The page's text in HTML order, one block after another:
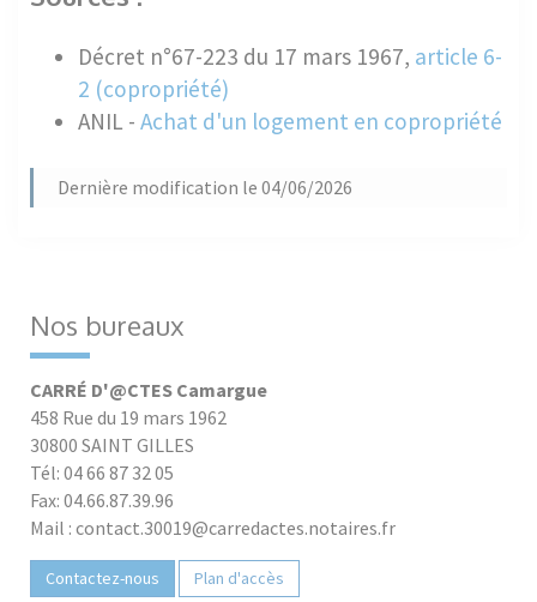
Décret n°67-223 du 17 mars 1967, article 6-
2 (copropriété)
ANIL - Achat d'un logement en copropriété
Dernière modification le 04/06/2026
Nos bureaux
CARRÉ D'@CTES Camargue
458 Rue du 19 mars 1962
30800 SAINT GILLES
Tél: 04 66 87 32 05
Fax: 04.66.87.39.96
Mail : contact.30019@carredactes.notaires.fr
Contactez-nous Plan d'accès